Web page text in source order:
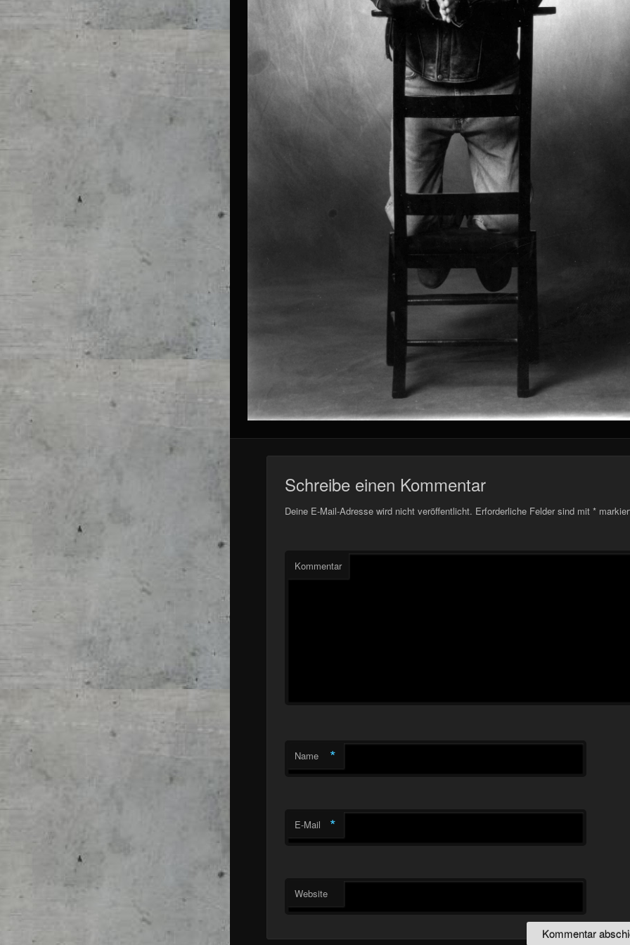
Schreibe einen Kommentar
Deine E-Mail-Adresse wird nicht veröffentlicht. Erforderliche Felder sind mit *
Kommentar
Name *
E-Mail *
Website